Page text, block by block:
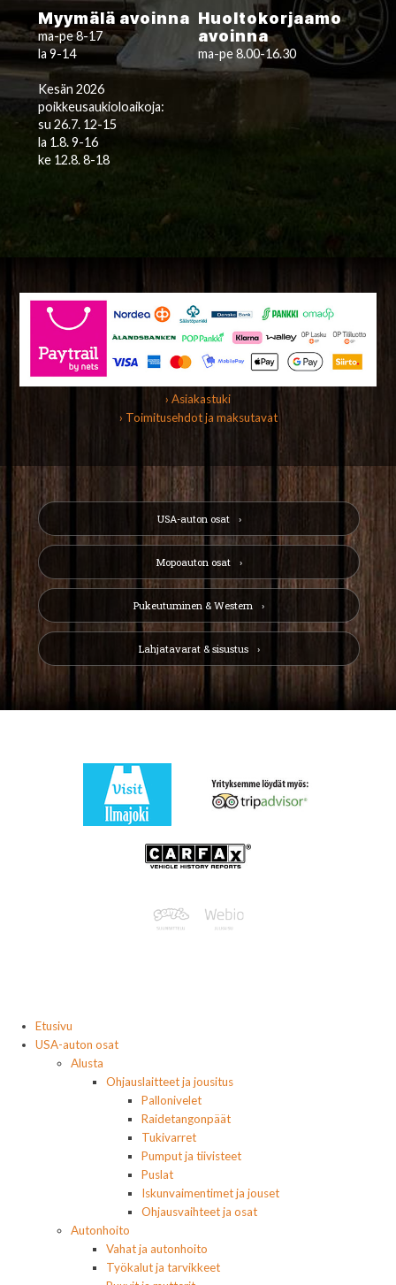
Myymälä avoinna
ma-pe 8-17
la 9-14
Kesän 2026
poikkeusaukioloaikoja:
su 26.7. 12-15
la 1.8. 9-16
ke 12.8. 8-18
Huoltokorjaamo
avoinna
ma-pe 8.00-16.30
› Asiakastuki
› Toimitusehdot ja maksutavat
USA-auton osat
Mopoauton osat
Pukeutuminen & Western
Lahjatavarat & sisustus
Etusivu
USA-auton osat
Alusta
Ohjauslaitteet ja jousitus
Pallonivelet
Raidetangonpäät
Tukivarret
Pumput ja tiivisteet
Puslat
Iskunvaimentimet ja jouset
Ohjausvaihteet ja osat
Autonhoito
Vahat ja autonhoito
Työkalut ja tarvikkeet